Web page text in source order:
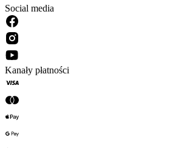
Social media
Kanały płatności